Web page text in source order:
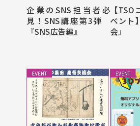
企業のSNS担当者必
見！SNS講座第3弾
『SNS広告編』
【
ベント
会」
EVENT EVENT